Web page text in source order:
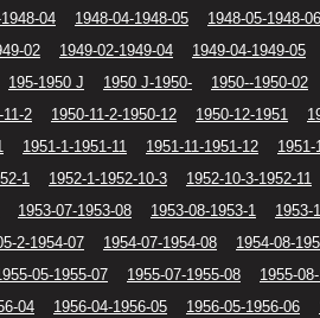
04 1948-04-1948-05 1948-05-1948-06
02 1949-02-1949-04 1949-04-1949-05
195-1950 J 1950 J-1950- 1950--1950-02
11-2 1950-11-2-1950-12 1950-12-1951
1951-1-1951-11 1951-11-1951-12 1951-
1 1952-1-1952-10-3 1952-10-3-1952-11
1953-07-1953-08 1953-08-1953-1 1953-
2-1954-07 1954-07-1954-08 1954-08-
05-1955-07 1955-07-1955-08 1955-
04 1956-04-1956-05 1956-05-1956-06